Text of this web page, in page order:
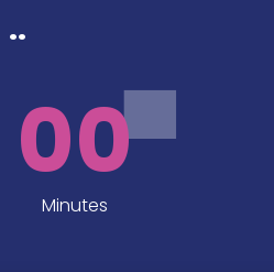
..
00
Minutes